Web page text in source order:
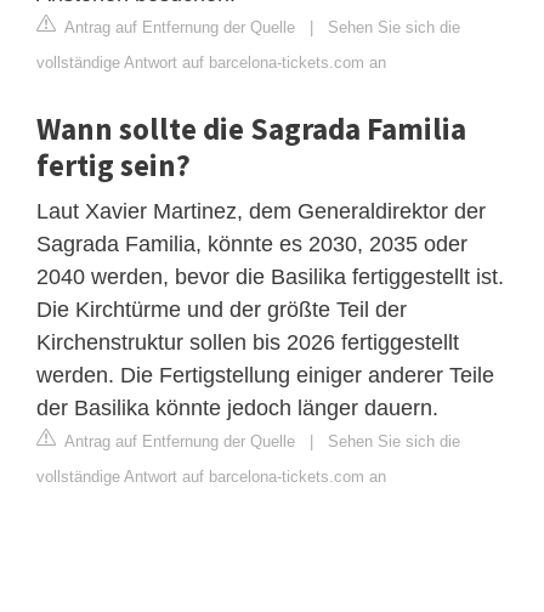
Antrag auf Entfernung der Quelle | Sehen Sie sich die
vollständige Antwort auf barcelona-tickets.com an
Wann sollte die Sagrada Familia
fertig sein?
Laut Xavier Martinez, dem Generaldirektor der
Sagrada Familia, könnte es 2030, 2035 oder
2040 werden, bevor die Basilika fertiggestellt ist.
Die Kirchtürme und der größte Teil der
Kirchenstruktur sollen bis 2026 fertiggestellt
werden. Die Fertigstellung einiger anderer Teile
der Basilika könnte jedoch länger dauern.
Antrag auf Entfernung der Quelle | Sehen Sie sich die
vollständige Antwort auf barcelona-tickets.com an